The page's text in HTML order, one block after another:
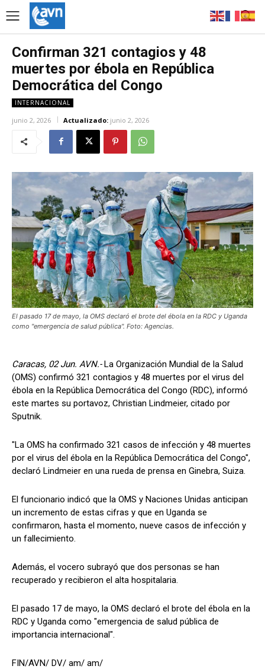
Confirman 321 contagios y 48
muertes por ébola en República
Democrática del Congo
INTERNACIONAL
junio 2, 2026 Actualizado: junio 2, 2026
El pasado 17 de mayo, la OMS declaró el brote del ébola en la RDC y Uganda
como "emergencia de salud pública". Foto: Agencias.
Caracas, 02 Jun. AVN.-La Organización Mundial de la Salud
(OMS) confirmó 321 contagios y 48 muertes por el virus del
ébola en la República Democrática del Congo (RDC), informó
este martes su portavoz, Christian Lindmeier, citado por
Sputnik.
"La OMS ha confirmado 321 casos de infección y 48 muertes
por el virus del ébola en la República Democrática del Congo",
declaró Lindmeier en una rueda de prensa en Ginebra, Suiza.
El funcionario indicó que la OMS y Naciones Unidas anticipan
un incremento de estas cifras y que en Uganda se
confirmaron, hasta el momento, nueve casos de infección y
un fallecimiento.
Además, el vocero subrayó que dos personas se han
recuperado y recibieron el alta hospitalaria.
El pasado 17 de mayo, la OMS declaró el brote del ébola en la
RDC y Uganda como "emergencia de salud pública de
importancia internacional".
FIN/AVN/ DV/ am/ am/